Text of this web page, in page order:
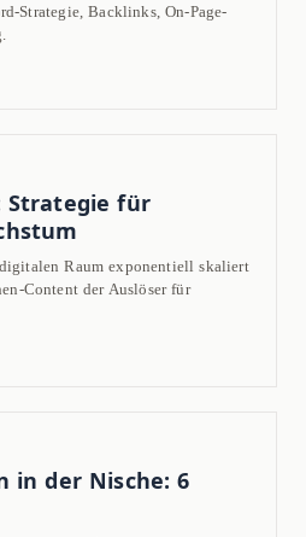
Strategie, Backlinks, On-Page-
Strategie für
Raum exponentiell skaliert
Content der Auslöser für
in der Nische: 6